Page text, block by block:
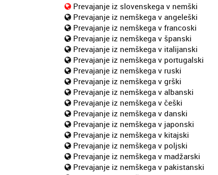
Prevajanje iz slovenskega v nemški
Prevajanje iz nemškega v angeleški
Prevajanje iz nemškega v francoski
Prevajanje iz nemškega v španski
Prevajanje iz nemškega v italijanski
Prevajanje iz nemškega v portugalski
Prevajanje iz nemškega v ruski
Prevajanje iz nemškega v grški
Prevajanje iz nemškega v albanski
Prevajanje iz nemškega v češki
Prevajanje iz nemškega v danski
Prevajanje iz nemškega v japonski
Prevajanje iz nemškega v kitajski
Prevajanje iz nemškega v poljski
Prevajanje iz nemškega v madžarski
Prevajanje iz nemškega v pakistanski